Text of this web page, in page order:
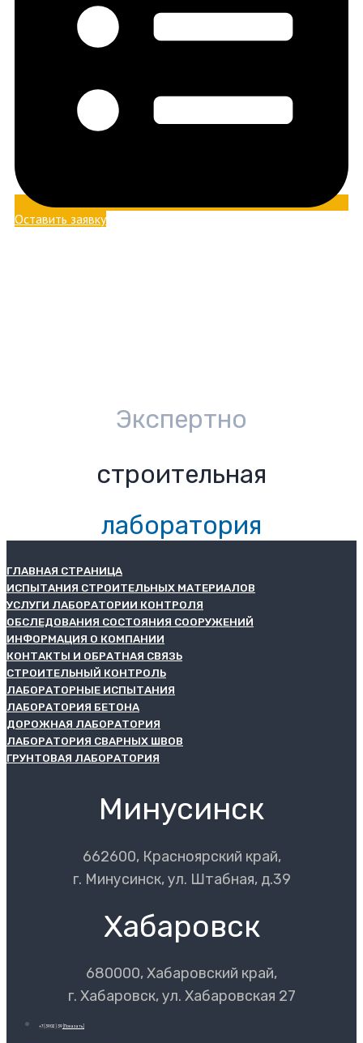
Оставить заявку
Экспертно
строительная
лаборатория
ГЛАВНАЯ СТРАНИЦА
ИСПЫТАНИЯ СТРОИТЕЛЬНЫХ МАТЕРИАЛОВ
УСЛУГИ ЛАБОРАТОРИИ КОНТРОЛЯ
ОБСЛЕДОВАНИЯ СОСТОЯНИЯ СООРУЖЕНИЙ
ИНФОРМАЦИЯ О КОМПАНИИ
КОНТАКТЫ И ОБРАТНАЯ СВЯЗЬ
СТРОИТЕЛЬНЫЙ КОНТРОЛЬ
ЛАБОРАТОРНЫЕ ИСПЫТАНИЯ
ЛАБОРАТОРИЯ БЕТОНА
ДОРОЖНАЯ ЛАБОРАТОРИЯ
ЛАБОРАТОРИЯ СВАРНЫХ ШВОВ
ГРУНТОВАЯ ЛАБОРАТОРИЯ
Минусинск
662600, Красноярский край,
г. Минусинск, ул. Штабная, д.39
Хабаровск
680000, Хабаровский край,
г. Хабаровск, ул. Хабаровская 27
+7 (3902) 39 [Показать]